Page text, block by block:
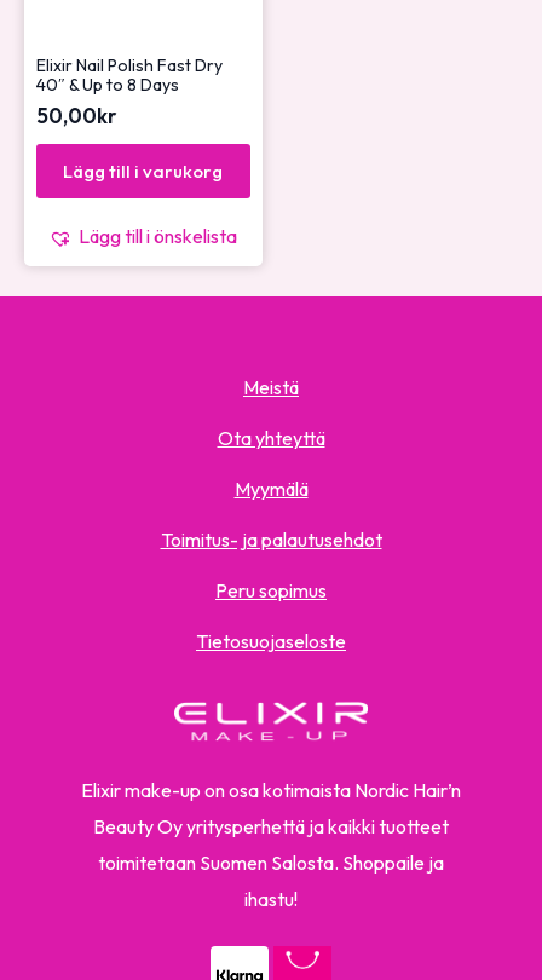
Elixir Nail Polish Fast Dry
40″ & Up to 8 Days
50,00kr
Lägg till i varukorg
Lägg till i önskelista
Elixir make-up on osa kotimaista Nordic Hair’n
Beauty Oy yritysperhettä ja kaikki tuotteet
toimitetaan Suomen Salosta. Shoppaile ja
ihastu!
Meistä
Ota yhteyttä
Myymälä
Toimitus- ja palautusehdot
Peru sopimus
Tietosuojaseloste